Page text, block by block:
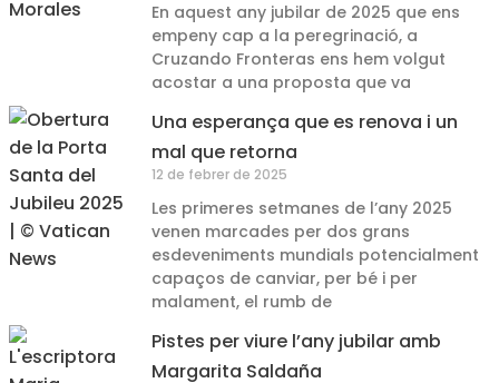
En aquest any jubilar de 2025 que ens
empeny cap a la peregrinació, a
Cruzando Fronteras ens hem volgut
acostar a una proposta que va
Una esperança que es renova i un
mal que retorna
12 de febrer de 2025
Les primeres setmanes de l’any 2025
venen marcades per dos grans
esdeveniments mundials potencialment
capaços de canviar, per bé i per
malament, el rumb de
Pistes per viure l’any jubilar amb
Margarita Saldaña